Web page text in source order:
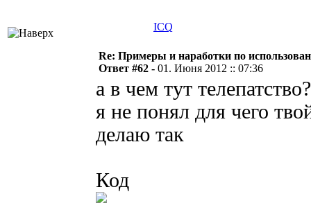
ICQ
Re: Примеры и наработки по
Ответ #62 - 01. Июня 2012 :: 07:36
а в чем тут телепатство?
я не понял для чего
делаю так
Код